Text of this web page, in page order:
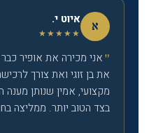
א איוט י.
★★★★★
אני מכירה את אופיר
את בן זוגי ואת צורך
מקצועי, אמין שנותן מענה
בצד הטוב יותר. ממליצה